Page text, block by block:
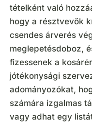
tételként való
hogy a résztvevők
csendes árverés
meglepetésdoboz,
fizessenek a
jótékonysági
adományozókat,
számára izgalmas
vagy adhat egy